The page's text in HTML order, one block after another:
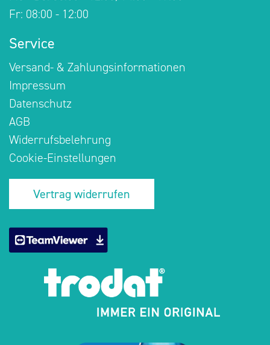
Fr: 08:00 - 12:00
Service
Versand- & Zahlungsinformationen
Impressum
Datenschutz
AGB
Widerrufsbelehrung
Cookie-Einstellungen
Vertrag widerrufen